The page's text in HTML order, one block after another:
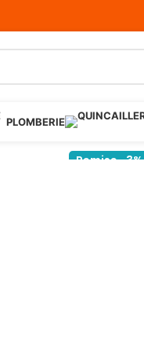
PLOMBERIE
Remise -3%